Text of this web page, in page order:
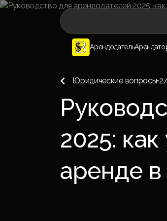
Арендодатель
 Юридические вопросы•
2025:
аренде